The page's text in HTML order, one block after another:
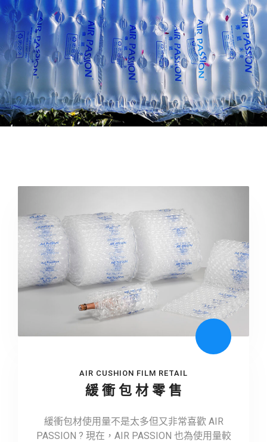
AIR CUSHION FILM RETAIL
緩 衝 包 材 零 售
緩衝包材使用量不是太多但又非常喜歡 AIR
PASSION ? 現在，AIR PASSION 也為使用量較